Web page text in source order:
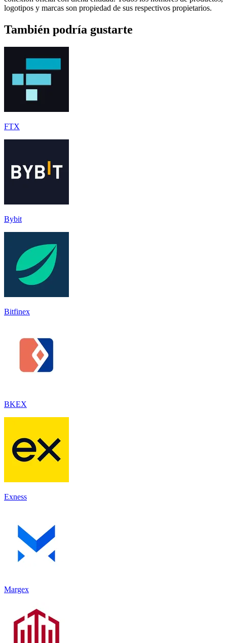
logotipos y marcas son propiedad de sus respectivos propietarios.
También podría gustarte
FTX
Bybit
Bitfinex
BKEX
Exness
Margex